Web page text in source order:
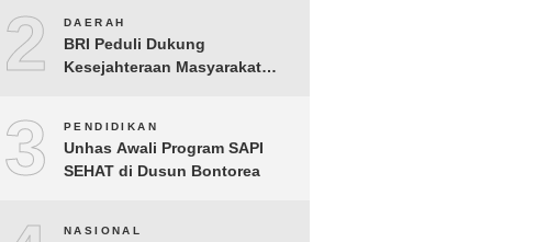
2 DAERAH
BRI Peduli Dukung
Kesejahteraan Masyarakat
3 PENDIDIKAN
Unhas Awali Program SAPI
SEHAT di Dusun Bontorea
NASIONAL